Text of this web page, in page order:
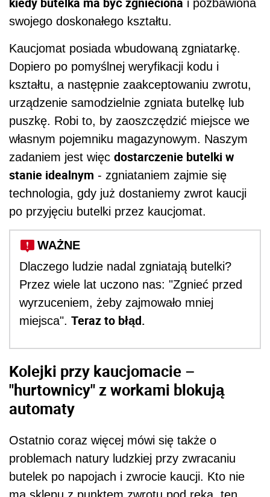
i pozbawiona
swojego doskonałego kształtu.
Kaucjomat posiada wbudowaną zgniatarkę.
Dopiero po pomyślnej weryfikacji kodu i
kształtu, a następnie zaakceptowaniu zwrotu,
urządzenie samodzielnie zgniata butelkę lub
puszkę. Robi to, by zaoszczędzić miejsce we
własnym pojemniku magazynowym. Naszym
zadaniem jest więc dostarczenie butelki w
stanie idealnym - zgniataniem zajmie się
technologia, gdy już dostaniemy zwrot kaucji
po przyjęciu butelki przez kaucjomat.
WAŻNE
Dlaczego ludzie nadal zgniatają butelki?
Przez wiele lat uczono nas: "Zgnieć przed
wyrzuceniem, żeby zajmowało mniej
miejsca". Teraz to błąd.
Kolejki przy kaucjomacie –
"hurtownicy" z workami blokują
automaty
Ostatnio coraz więcej mówi się także o
problemach natury ludzkiej przy zwracaniu
butelek po napojach i zwrocie kaucji. Kto nie